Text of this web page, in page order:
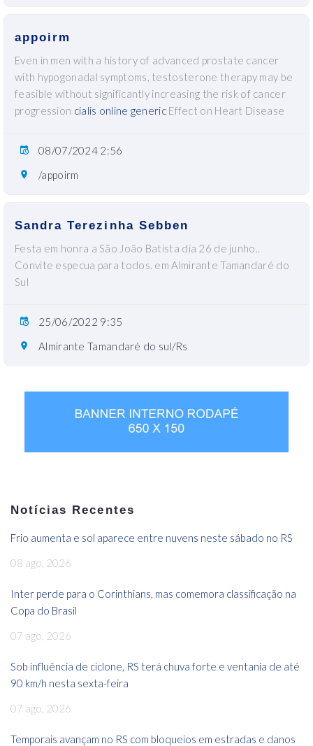
appoirm
Even in men with a history of advanced prostate cancer
with hypogonadal symptoms, testosterone therapy may be
feasible without significantly increasing the risk of cancer
progression cialis online genericEffect on Heart Disease
08/07/2024 2:56
/appoirm
Sandra Terezinha Sebben
Festa em honra a São João Batista dia 26 de junho..
Convite especua para todos. em Almirante Tamandaré do
Sul
25/06/2022 9:35
Almirante Tamandaré do sul/Rs
Notícias Recentes
Frio aumenta e sol aparece entre nuvens neste sábado no RS
08 ago, 2026
Inter perde para o Corinthians, mas comemora classificação na
Copa do Brasil
07 ago, 2026
Sob influência de ciclone, RS terá chuva forte e ventania de até
90 km/h nesta sexta-feira
07 ago, 2026
Temporais avançam no RS com bloqueios em estradas e danos